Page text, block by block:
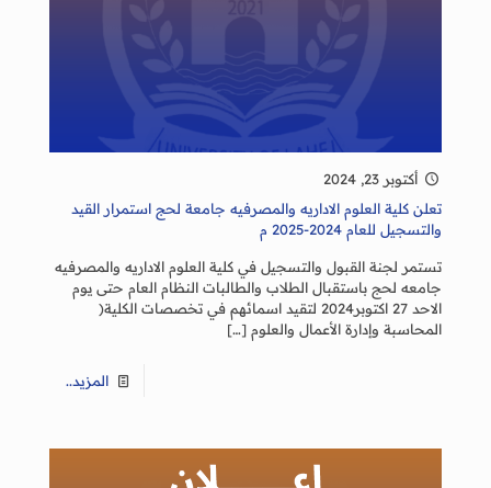
أكتوبر 23, 2024
تعلن كلية العلوم الاداريه والمصرفيه جامعة لحج استمرار القيد
والتسجيل للعام 2024-2025 م
تستمر لجنة القبول والتسجيل في كلية العلوم الاداريه والمصرفيه
جامعه لحج باستقبال الطلاب والطالبات النظام العام حتى يوم
الاحد 27 اكتوبر2024 لتقيد اسمائهم في تخصصات الكلية(
المحاسبة وإدارة الأعمال والعلوم […]
المزيد..